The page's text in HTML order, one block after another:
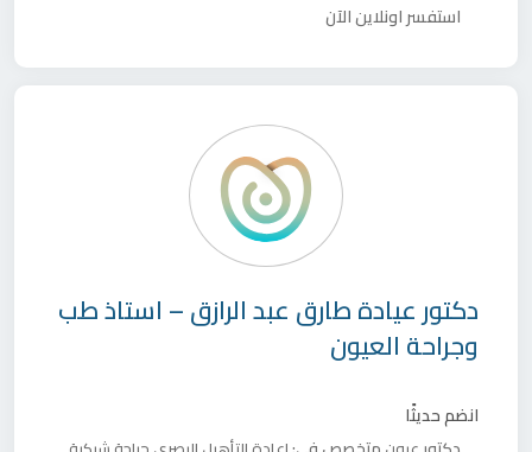
استفسر اونلاين الآن
دكتورعيادة طارق عبد الرازق – استاذ طب
وجراحة العيون
انضم حديثًا